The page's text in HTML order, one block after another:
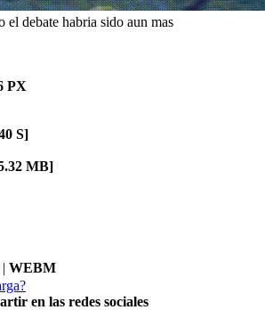
el debate habria sido aun mas
PX
S]
MB]
| WEBM
en las redes sociales